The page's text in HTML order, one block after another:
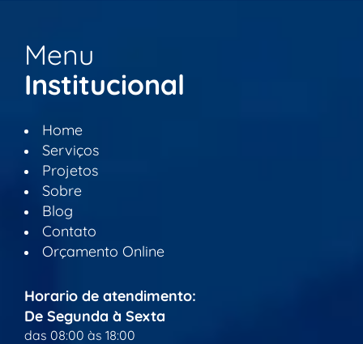
Menu
Institucional
Home
Serviços
Projetos
Sobre
Blog
Contato
Orçamento Online
Horario de atendimento:
De Segunda à Sexta
das 08:00 às 18:00